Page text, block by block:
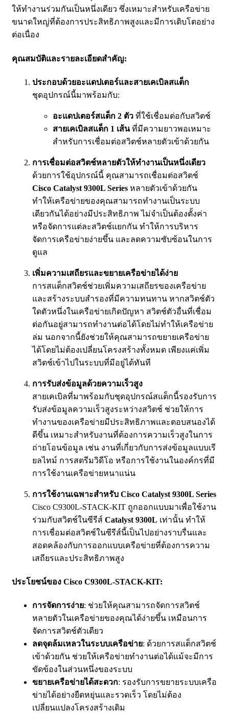
ให้ทำงานร่วมกันเป็นหนึ่งเดียว ซึ่งเหมาะสำหรับเครือข่าย
ขนาดใหญ่ที่ต้องการประสิทธิภาพสูงและมีการเติบโตอย่าง
ต่อเนื่อง
คุณสมบัติและรายละเอียดสำคัญ:
ประกอบด้วยอะแดปเตอร์และสายเคเบิลสแต็ก
ชุดอุปกรณ์นี้มาพร้อมกับ:
อะแดปเตอร์สแต็ก 2 ตัว ที่ใช้เชื่อมต่อกับสวิตช์
สายเคเบิลสแต็ก 1 เส้นที่มีความยาวพอเหมาะ
สำหรับการเชื่อมต่อสวิตช์หลายตัวเข้าด้วยกัน
การเชื่อมต่อสวิตช์หลายตัวให้ทำงานเป็นหนึ่งเดียว
ด้วยการใช้อุปกรณ์นี้ คุณสามารถเชื่อมต่อสวิตช์
Cisco Catalyst 9300L Series หลายตัวเข้าด้วยกัน
ทำให้เครือข่ายของคุณสามารถทำงานเป็นระบบ
เดียวกันได้อย่างมีประสิทธิภาพ ไม่จำเป็นต้องตั้งค่า
หรือจัดการแต่ละสวิตช์แยกกัน ทำให้การบริหาร
จัดการเครือข่ายง่ายขึ้น และลดความซับซ้อนในการ
ดูแล
เพิ่มความเสถียรและขยายเครือข่ายได้ง่าย
การสแต็กสวิตช์ช่วยเพิ่มความเสถียรของเครือข่าย
และสร้างระบบสำรองที่มีความทนทาน หากสวิตช์ตัว
ใดตัวหนึ่งในเครือข่ายเกิดปัญหา สวิตช์ตัวอื่นที่เชื่อม
ต่อกันอยู่สามารถทำงานต่อได้โดยไม่ทำให้เครือข่าย
ล่ม นอกจากนี้ยังช่วยให้คุณสามารถขยายเครือข่าย
ได้โดยไม่ต้องเปลี่ยนโครงสร้างทั้งหมด เพียงแค่เพิ่ม
สวิตช์เข้าไปในระบบที่มีอยู่ได้ทันที
การรับส่งข้อมูลด้วยความเร็วสูง
สายเคเบิลที่มาพร้อมกับชุดอุปกรณ์สแต็กนี้รองรับการ
รับส่งข้อมูลความเร็วสูงระหว่างสวิตช์ ช่วยให้การ
ทำงานของเครือข่ายมีประสิทธิภาพและตอบสนองได้
ดีขึ้น เหมาะสำหรับงานที่ต้องการความเร็วสูงในการ
ถ่ายโอนข้อมูล เช่น งานที่เกี่ยวกับการส่งข้อมูลแบบเรี
ยลไทม์ การสตรีมวิดีโอ หรือการใช้งานในองค์กรที่มี
การใช้งานเครือข่ายหนาแน่น
การใช้งานเฉพาะสำหรับ Cisco Catalyst 9300L Series
Cisco C9300L-STACK-KIT ถูกออกแบบมาเพื่อใช้งาน
ร่วมกับสวิตช์ในซีรีส์ Catalyst 9300L เท่านั้น ทำให้
การเชื่อมต่อสวิตช์ในซีรีส์นี้เป็นไปอย่างราบรื่นและ
สอดคล้องกับการออกแบบเครือข่ายที่ต้องการความ
เสถียรและประสิทธิภาพสูง
ประโยชน์ของ Cisco C9300L-STACK-KIT:
การจัดการง่าย: ช่วยให้คุณสามารถจัดการสวิตช์
หลายตัวในเครือข่ายของคุณได้ง่ายขึ้น เหมือนการ
จัดการสวิตช์ตัวเดียว
ลดจุดล้มเหลวในระบบเครือข่าย: ด้วยการสแต็กสวิตช์
เข้าด้วยกัน ช่วยให้เครือข่ายทำงานต่อได้แม้จะมีการ
ขัดข้องในส่วนหนึ่งของระบบ
ขยายเครือข่ายได้สะดวก: รองรับการขยายระบบเครือ
ข่ายได้อย่างยืดหยุ่นและรวดเร็ว โดยไม่ต้อง
เปลี่ยนแปลงโครงสร้างเดิม